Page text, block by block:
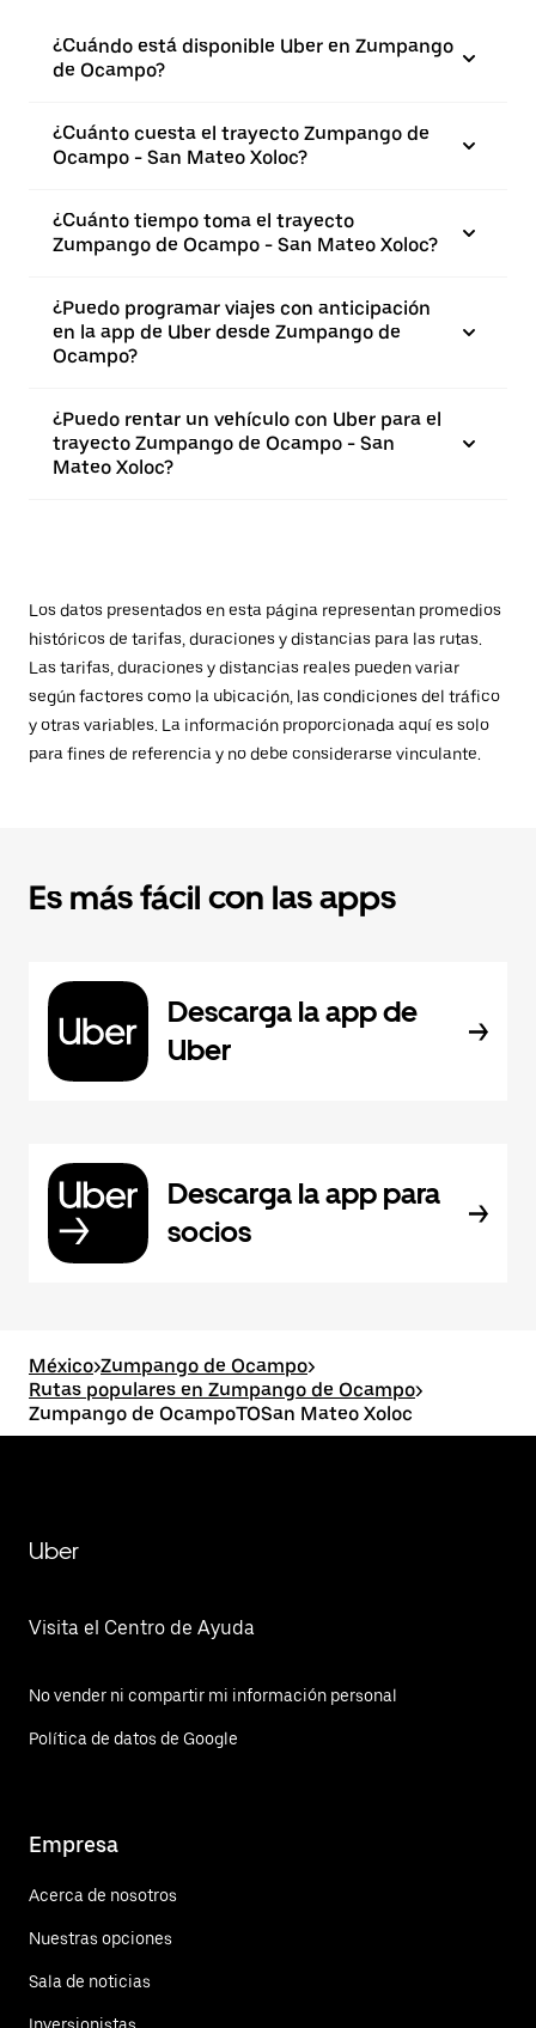
¿Cuándo está disponible Uber en Zumpango
de Ocampo?
¿Cuánto cuesta el trayecto Zumpango de
Ocampo - San Mateo Xoloc?
¿Cuánto tiempo toma el trayecto
Zumpango de Ocampo - San Mateo Xoloc?
¿Puedo programar viajes con anticipación
en la app de Uber desde Zumpango de
Ocampo?
¿Puedo rentar un vehículo con Uber para el
trayecto Zumpango de Ocampo - San
Mateo Xoloc?
Los datos presentados en esta página representan promedios
históricos de tarifas, duraciones y distancias para las rutas.
Las tarifas, duraciones y distancias reales pueden variar
según factores como la ubicación, las condiciones del tráfico
y otras variables. La información proporcionada aquí es solo
para fines de referencia y no debe considerarse vinculante.
Es más fácil con las apps
Descarga la app de
Uber
Descarga la app para
socios
México>Zumpango de Ocampo>
Rutas populares en Zumpango de Ocampo>
Zumpango de OcampoTOSan Mateo Xoloc
Uber
Visita el Centro de Ayuda
No vender ni compartir mi información personal
Política de datos de Google
Empresa
Acerca de nosotros
Nuestras opciones
Sala de noticias